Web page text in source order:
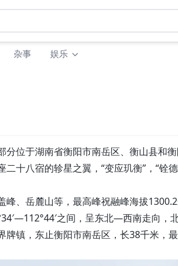
杂事 娱乐
分位于湖南省衡阳市南岳区、衡山县和
十八宿的轸星之翼，“变应玑衡”，“铨
峰、岳麓山等，最高峰祝融峰海拔
之间，呈东北—西南走向，
牌镇，东止衡阳市南岳区，长38千米，